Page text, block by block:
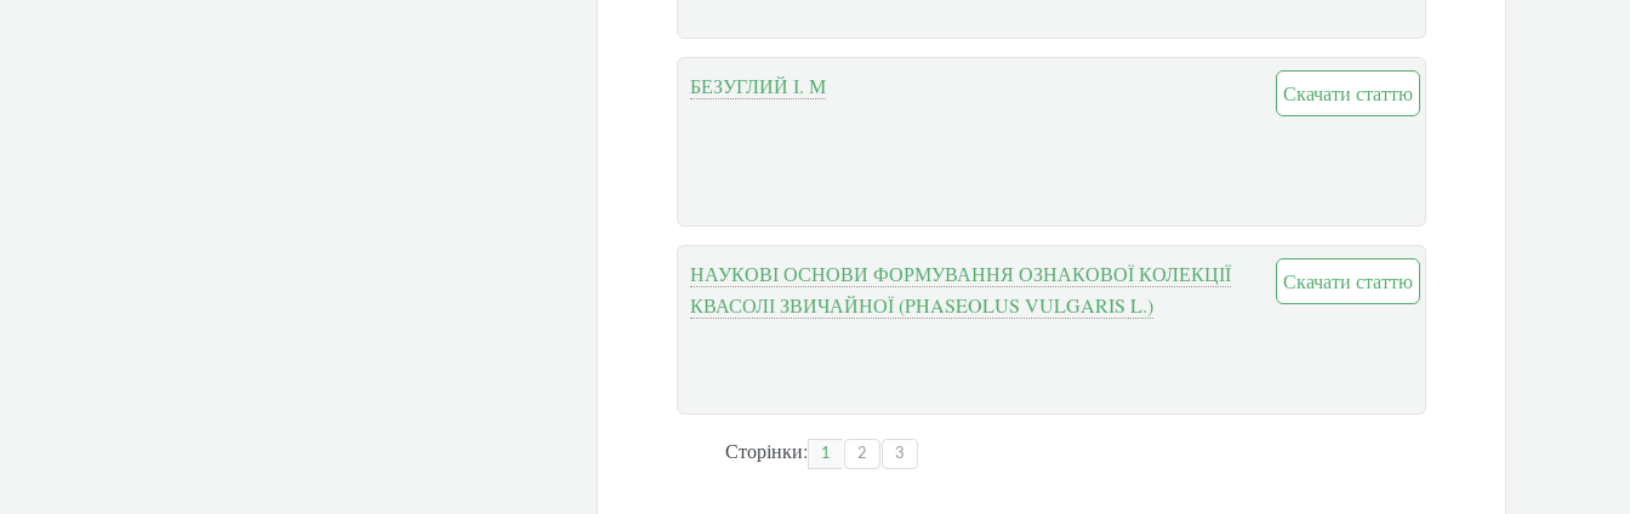
Скачати статтю
БЕЗУГЛИЙ І. М
Скачати статтю
НАУКОВІ ОСНОВИ ФОРМУВАННЯ ОЗНАКОВОЇ КОЛЕКЦІЇ
КВАСОЛІ ЗВИЧАЙНОЇ (PHASEOLUS VULGARIS L.)
Сторінки: 1 2 3